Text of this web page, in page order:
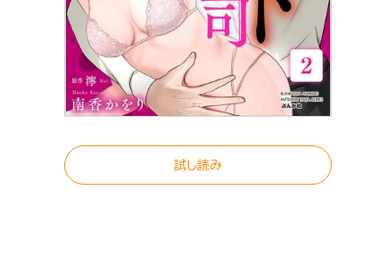
試し読み